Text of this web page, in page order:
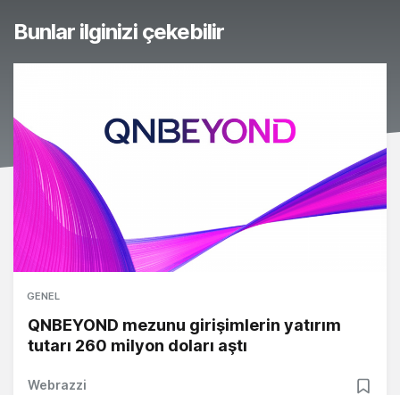
Bunlar ilginizi çekebilir
GENEL
QNBEYOND mezunu girişimlerin yatırım
tutarı 260 milyon doları aştı
Webrazzi